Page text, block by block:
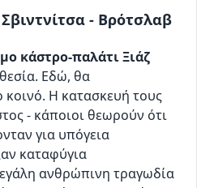
- Βρότσλαβ
κάστρο-παλάτι Ξιάζ
Εδώ, θα
Η κατασκευή τους
- κάποιοι θεωρούν ότι
για υπόγεια
καταφύγια
ανθρώπινη τραγωδία